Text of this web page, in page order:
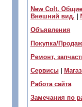
New Colt.
Внешний вид.
Объявления
Покупка/
Ремонт,
Сервисы|
Работа сайта
Замечания по